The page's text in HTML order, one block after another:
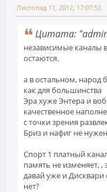
Листопад 11, 2012, 17:07:52
Цитата:
независимые каналы
остаются.
а в остальном, народ
как для большинства
Эра хуже Энтера и
качественное
с точки зрения
Бриз и нафиг не нужен
Спорт 1 платный
память не изменяет, ,
давай уже и
нет?